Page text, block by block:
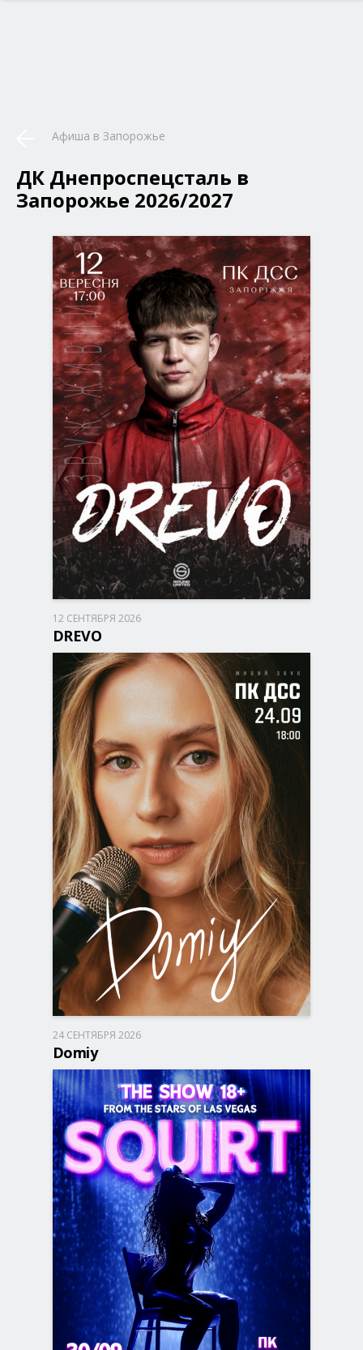
Афиша в Запорожье
ДК Днепроспецсталь в
Запорожье 2026/2027
Запорожье, 17:00
790 - 1 790 грн
БИЛЕТЫ
12 СЕНТЯБРЯ 2026
DREVO
Запорожье, 18:00
490 - 1 290 грн
БИЛЕТЫ
24 СЕНТЯБРЯ 2026
Domiy